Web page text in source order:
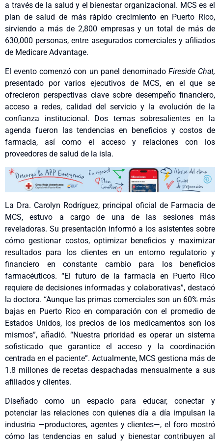
a través de la salud y el bienestar organizacional. MCS es el
plan de salud de más rápido crecimiento en Puerto Rico,
sirviendo a más de 2,800 empresas y un total de más de
630,000 personas, entre asegurados comerciales y afiliados
de Medicare Advantage.
El evento comenzó con un panel denominado Fireside Chat,
presentado por varios ejecutivos de MCS, en el que se
ofrecieron perspectivas clave sobre desempeño financiero,
acceso a redes, calidad del servicio y la evolución de la
confianza institucional. Dos temas sobresalientes en la
agenda fueron las tendencias en beneficios y costos de
farmacia, así como el acceso y relaciones con los
proveedores de salud de la isla.
La Dra. Carolyn Rodríguez, principal oficial de Farmacia de
MCS, estuvo a cargo de una de las sesiones más
reveladoras. Su presentación informó a los asistentes sobre
cómo gestionar costos, optimizar beneficios y maximizar
resultados para los clientes en un entorno regulatorio y
financiero en constante cambio para los beneficios
farmacéuticos. “El futuro de la farmacia en Puerto Rico
requiere de decisiones informadas y colaborativas”, destacó
la doctora. “Aunque las primas comerciales son un 60% más
bajas en Puerto Rico en comparación con el promedio de
Estados Unidos, los precios de los medicamentos son los
mismos”, añadió. “Nuestra prioridad es operar un sistema
sofisticado que garantice el acceso y la coordinación
centrada en el paciente”. Actualmente, MCS gestiona más de
1.8 millones de recetas despachadas mensualmente a sus
afiliados y clientes.
Diseñado como un espacio para educar, conectar y
potenciar las relaciones con quienes día a día impulsan la
industria —productores, agentes y clientes—, el foro mostró
cómo las tendencias en salud y bienestar contribuyen al